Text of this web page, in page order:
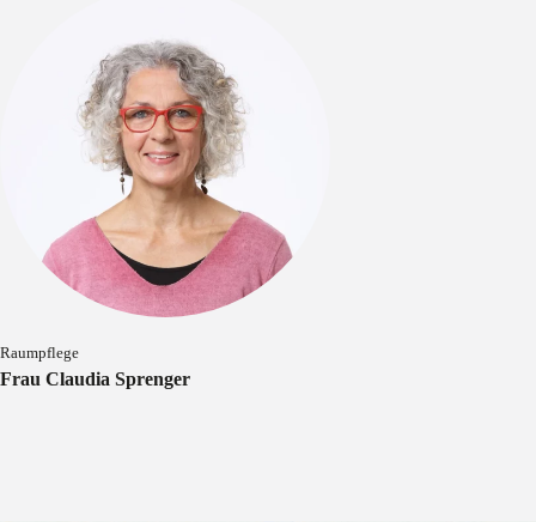
Raumpflege
Frau Claudia Sprenger